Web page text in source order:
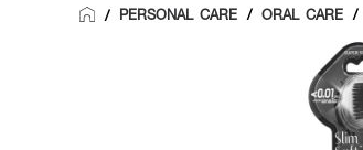
/ PERSONAL CARE / ORAL CARE /